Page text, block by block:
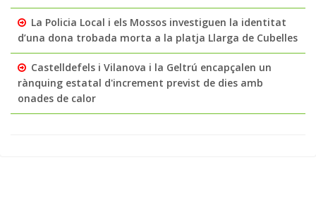
La Policia Local i els Mossos investiguen la identitat
d’una dona trobada morta a la platja Llarga de Cubelles
Castelldefels i Vilanova i la Geltrú encapçalen un
rànquing estatal d'increment previst de dies amb
onades de calor